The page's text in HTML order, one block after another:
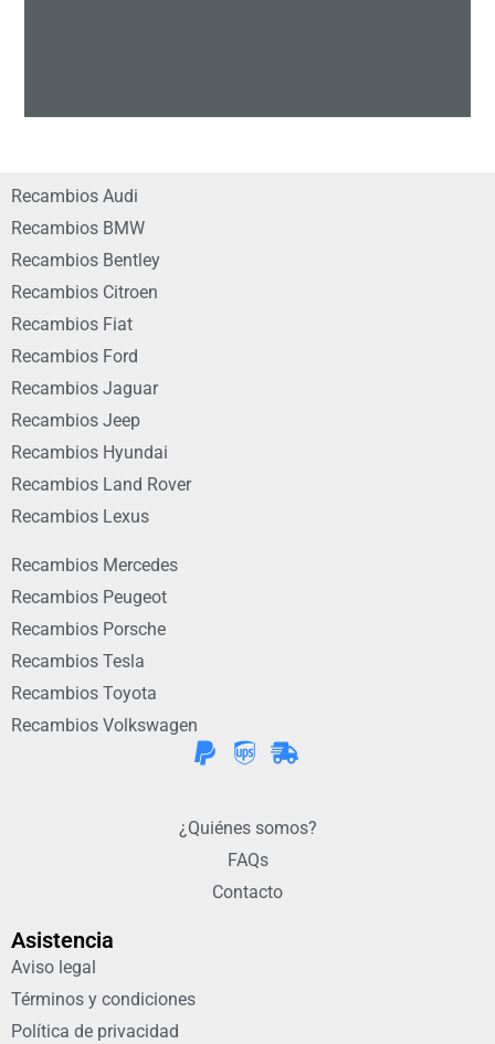
Recambios Audi
Recambios BMW
Recambios Bentley
Recambios Citroen
Recambios Fiat
Recambios Ford
Recambios Jaguar
Recambios Jeep
Recambios Hyundai
Recambios Land Rover
Recambios Lexus
Recambios Mercedes
Recambios Peugeot
Recambios Porsche
Recambios Tesla
Recambios Toyota
Recambios Volkswagen
¿Quiénes somos?
FAQs
Contacto
Asistencia
Aviso legal
Términos y condiciones
Política de privacidad